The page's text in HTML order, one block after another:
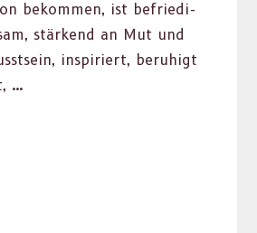
bekom­men, ist befriedi­
stärk­end an Mut und
inspiri­ert, beruhigt
…